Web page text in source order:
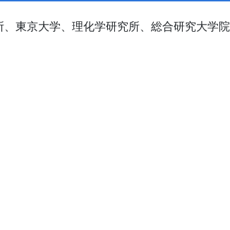
東京大学、理化学研究所、総合研究大学院